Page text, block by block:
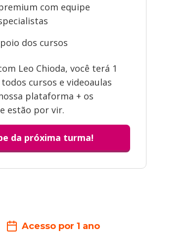
com equipe
dos cursos
Leo Chioda, você terá 1
cursos e videoaulas
plataforma + os
estão por vir.
da próxima turma!
Acesso por 1 ano